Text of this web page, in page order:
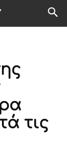
τις